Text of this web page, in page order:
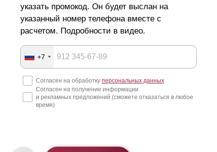
указать промокод. Он будет выслан на
указанный номер телефона вместе с
расчетом. Подробности в видео.
+7
Согласен на обработку персональных данных
Согласен на получение информации
и рекламных предложений (сможете отказаться в любое
время)